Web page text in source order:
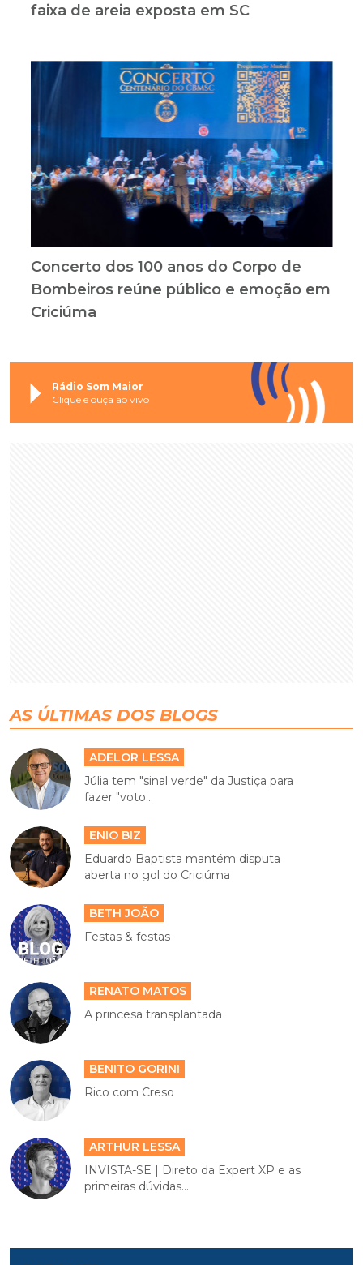
faixa de areia exposta em SC
Concerto dos 100 anos do Corpo de
Bombeiros reúne público e emoção em
Criciúma
Rádio Som Maior
Clique e ouça ao vivo
AS ÚLTIMAS DOS BLOGS
ADELOR LESSA
Júlia tem "sinal verde" da Justiça para
fazer "voto...
ENIO BIZ
Eduardo Baptista mantém disputa
aberta no gol do Criciúma
BETH JOÃO
Festas & festas
RENATO MATOS
A princesa transplantada
BENITO GORINI
Rico com Creso
ARTHUR LESSA
INVISTA-SE | Direto da Expert XP e as
primeiras dúvidas...